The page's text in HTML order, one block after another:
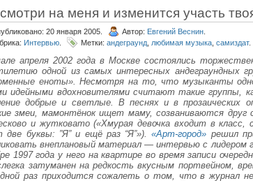
на меня и изменится участь
20 января 2005. Автор: Евгений Веснин
Интервью Метки: андеграунд любимая музыка самиздат.
апреля 2002 года в Москве состоялись
одной из самых интересных андеграундных
еноты». Несмотря на то, что музыканты
идейными вдохновителями считают такие группы,
добрые и светлые. В песнях и в прозаических
змеи, мамонтёнок ищет маму, созваниваются
и жутковато («Хмурая девочка входит в класс,
две буквы: ”Я” и ещё раз “Я”»).«Арт-город» решил
внеплановый материал — интервью с лидером
1997 года у него на квартире во время записи
затуманен на редкость вкусным портвейном,
раз приходится сожалеть о том, что в журнал